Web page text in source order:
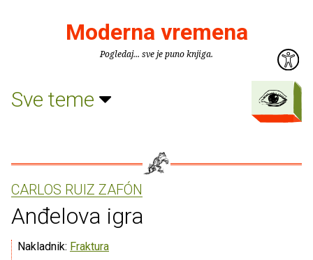
Moderna vremena
Pogledaj... sve je puno knjiga.
Sve teme
CARLOS RUIZ ZAFÓN
Anđelova igra
Nakladnik: Fraktura